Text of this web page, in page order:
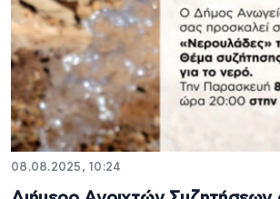
08.08.2025, 10:24